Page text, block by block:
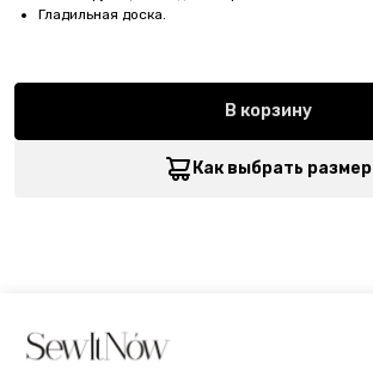
Гладильная доска.
В корзину
Как выбрать размер